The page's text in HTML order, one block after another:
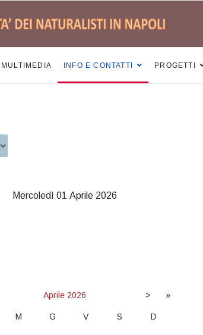
MULTIMEDIA INFO E CONTATTI PROGETTI
Mercoledì 01 Aprile 2026
Aprile 2026 > »
M G V S D